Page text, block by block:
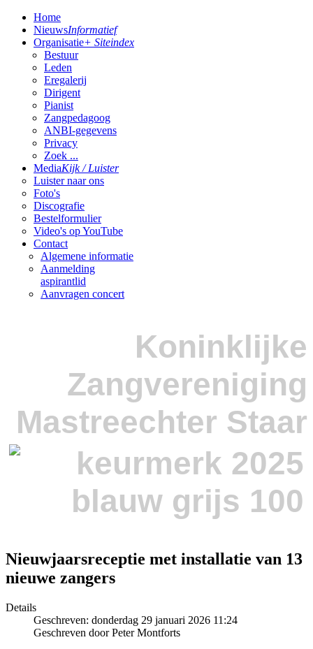
Home
NieuwsInformatief
Organisatie+ Siteindex
Bestuur
Leden
Eregalerij
Dirigent
Pianist
Zangpedagoog
ANBI-gegevens
Privacy
Zoek ...
MediaKijk / Luister
Luister naar ons
Foto's
Discografie
Bestelformulier
Video's op YouTube
Contact
Algemene informatie
Aanmelding
aspirantlid
Aanvragen concert
Koninklijke
Zangvereniging
Mastreechter Staar
Nieuwjaarsreceptie met installatie van 13
nieuwe zangers
Details
Geschreven: donderdag 29 januari 2026 11:24
Geschreven door Peter Montforts